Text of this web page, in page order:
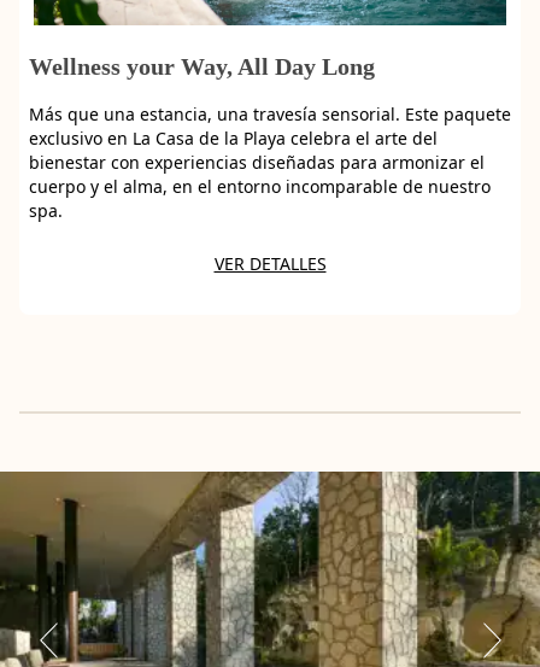
Wellness your Way, All Day Long
Más que una estancia, una travesía sensorial. Este paquete
exclusivo en La Casa de la Playa celebra el arte del
bienestar con experiencias diseñadas para armonizar el
cuerpo y el alma, en el entorno incomparable de nuestro
spa.
VER DETALLES